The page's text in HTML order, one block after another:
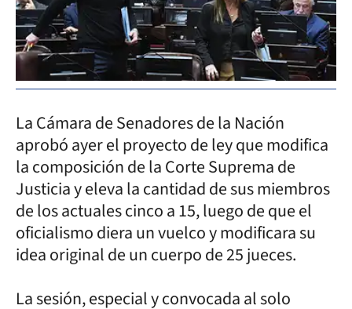
La Cámara de Senadores de la Nación
aprobó ayer el proyecto de ley que modifica
la composición de la Corte Suprema de
Justicia y eleva la cantidad de sus miembros
de los actuales cinco a 15, luego de que el
oficialismo diera un vuelco y modificara su
idea original de un cuerpo de 25 jueces.
La sesión, especial y convocada al solo